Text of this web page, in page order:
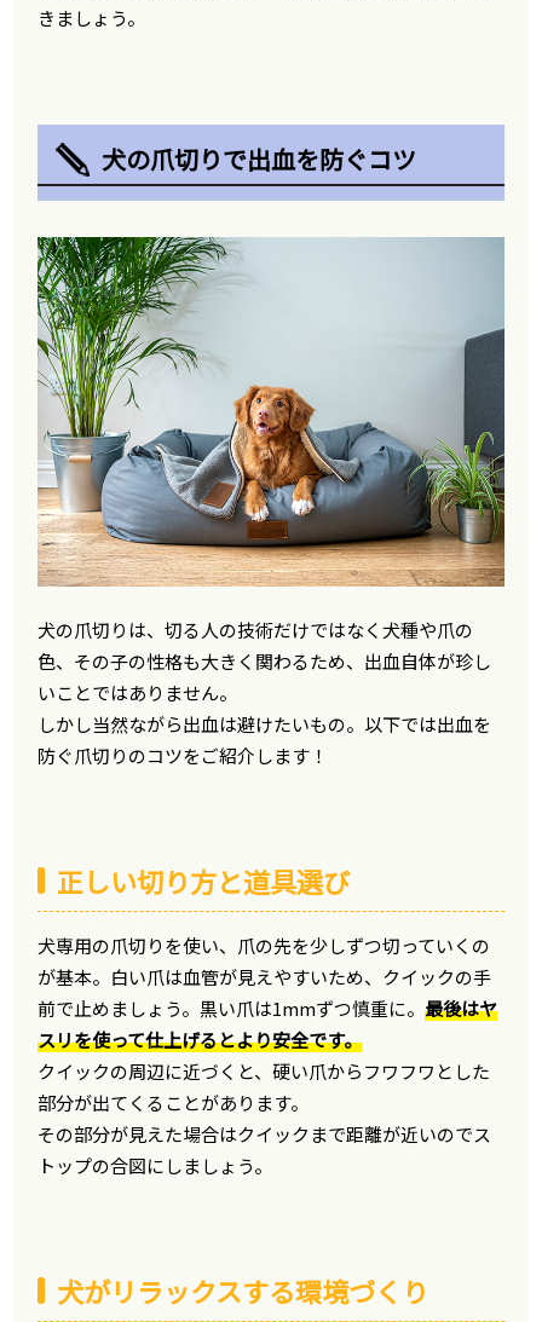
きましょう。
犬の爪切りで出血を防ぐコツ
犬の爪切りは、切る人の技術だけではなく犬種や爪の
色、その子の性格も大きく関わるため、出血自体が珍し
いことではありません。
しかし当然ながら出血は避けたいもの。以下では出血を
防ぐ爪切りのコツをご紹介します！
正しい切り方と道具選び
犬専用の爪切りを使い、爪の先を少しずつ切っていくの
が基本。白い爪は血管が見えやすいため、クイックの手
前で止めましょう。黒い爪は1mmずつ慎重に。最後はヤ
スリを使って仕上げるとより安全です。
クイックの周辺に近づくと、硬い爪からフワフワとした
部分が出てくることがあります。
その部分が見えた場合はクイックまで距離が近いのでス
トップの合図にしましょう。
犬がリラックスする環境づくり